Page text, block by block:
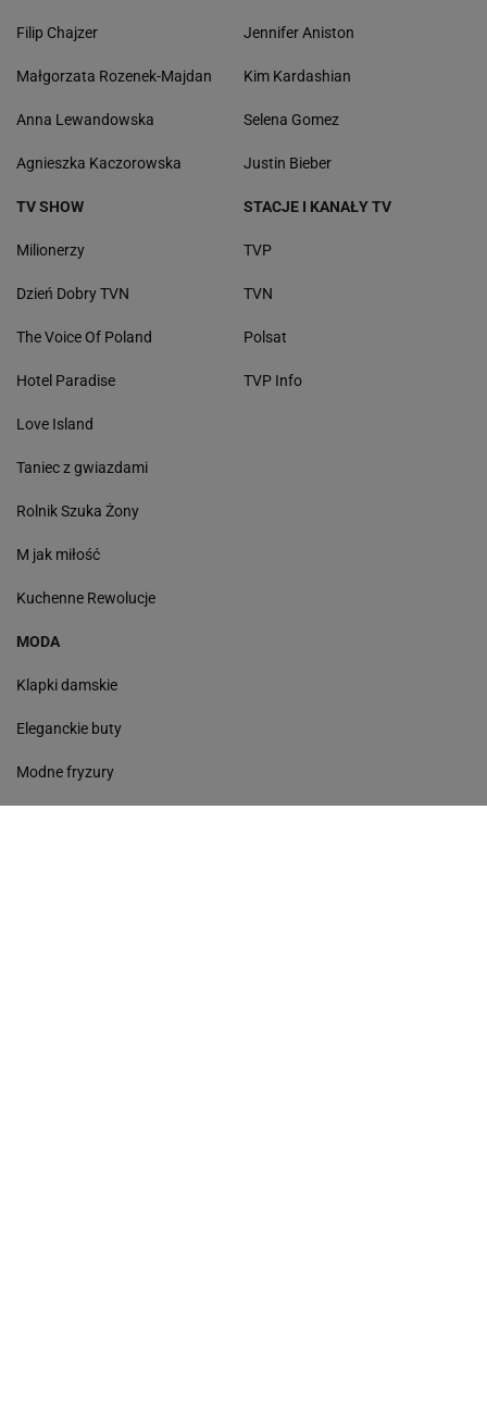
Filip Chajzer
Małgorzata Rozenek-Majdan
Anna Lewandowska
Agnieszka Kaczorowska
Jennifer Aniston
Kim Kardashian
Selena Gomez
Justin Bieber
TV SHOW
Milionerzy
Dzień Dobry TVN
The Voice Of Poland
Hotel Paradise
Love Island
Taniec z gwiazdami
Rolnik Szuka Żony
M jak miłość
Kuchenne Rewolucje
STACJE I KANAŁY TV
TVP
TVN
Polsat
TVP Info
MODA
Klapki damskie
Eleganckie buty
Modne fryzury